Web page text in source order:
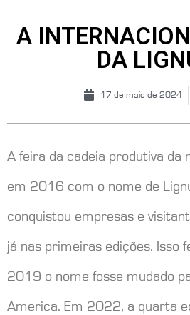
A
DA
17 de maio de 2024
A feira da cadeia produtiva da
em 2016 com o nome de
conquistou empresas e
já nas primeiras edições. Isso
2019 o nome fosse mudado
America. Em 2022, a quarta